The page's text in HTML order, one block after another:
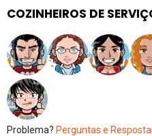
COZINHEIROS DE
Problema? Perguntas e